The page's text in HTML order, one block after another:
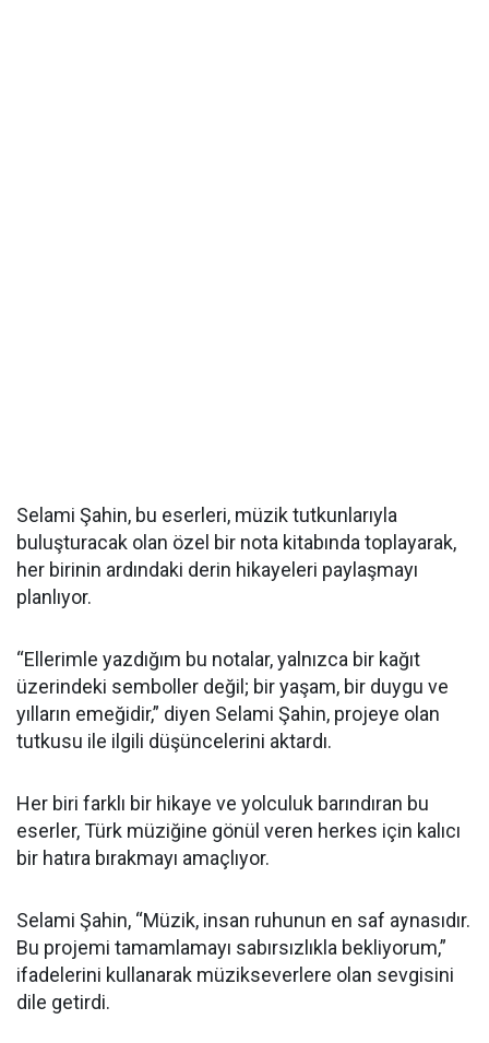
Selami Şahin, bu eserleri, müzik tutkunlarıyla
buluşturacak olan özel bir nota kitabında toplayarak,
her birinin ardındaki derin hikayeleri paylaşmayı
planlıyor.
“Ellerimle yazdığım bu notalar, yalnızca bir kağıt
üzerindeki semboller değil; bir yaşam, bir duygu ve
yılların emeğidir,” diyen Selami Şahin, projeye olan
tutkusu ile ilgili düşüncelerini aktardı.
Her biri farklı bir hikaye ve yolculuk barındıran bu
eserler, Türk müziğine gönül veren herkes için kalıcı
bir hatıra bırakmayı amaçlıyor.
Selami Şahin, “Müzik, insan ruhunun en saf aynasıdır.
Bu projemi tamamlamayı sabırsızlıkla bekliyorum,”
ifadelerini kullanarak müzikseverlere olan sevgisini
dile getirdi.